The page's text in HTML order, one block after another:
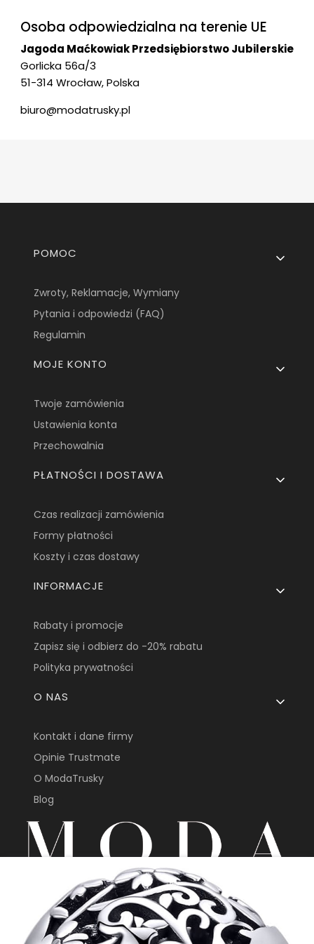
Osoba odpowiedzialna na terenie UE
Jagoda Maćkowiak Przedsiębiorstwo Jubilerskie
Gorlicka 56a/3
51-314 Wrocław, Polska
biuro@modatrusky.pl
Linki w stopce
POMOC
Zwroty, Reklamacje, Wymiany
Pytania i odpowiedzi (FAQ)
Regulamin
MOJE KONTO
Twoje zamówienia
Ustawienia konta
Przechowalnia
PŁATNOŚCI I DOSTAWA
Czas realizacji zamówienia
Formy płatności
Koszty i czas dostawy
INFORMACJE
Rabaty i promocje
Zapisz się i odbierz do -20% rabatu
Polityka prywatności
O NAS
Kontakt i dane firmy
Opinie Trustmate
O ModaTrusky
Blog